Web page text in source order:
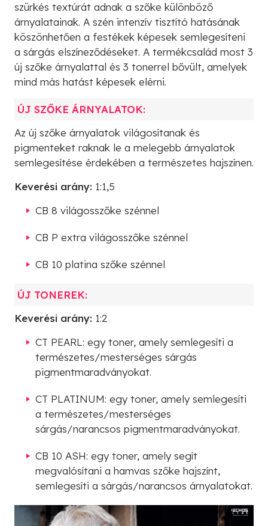
szürkés textúrát adnak a szőke különböző
árnyalatainak. A szén intenzív tisztító hatásának
köszönhetően a festékek képesek semlegesíteni
a sárgás elszíneződéseket. A termékcsalád most 3
új szőke árnyalattal és 3 tonerrel bővült, amelyek
mind más hatást képesek elérni.
ÚJ SZŐKE ÁRNYALATOK:
Az új szőke árnyalatok világosítanak és
pigmenteket raknak le a melegebb árnyalatok
semlegesítése érdekében a természetes hajszínen.
Keverési arány: 1:1,5
CB 8 világosszőke szénnel
CB P extra világosszőke szénnel
CB 10 platina szőke szénnel
ÚJ TONEREK:
Keverési arány: 1:2
CT PEARL: egy toner, amely semlegesíti a
természetes/mesterséges sárgás
pigmentmaradványokat.
CT PLATINUM: egy toner, amely semlegesíti
a természetes/mesterséges
sárgás/narancsos pigmentmaradványokat.
CB 10 ASH: egy toner, amely segít
megvalósítani a hamvas szőke hajszínt,
semlegesíti a sárgás/narancsos árnyalatokat.